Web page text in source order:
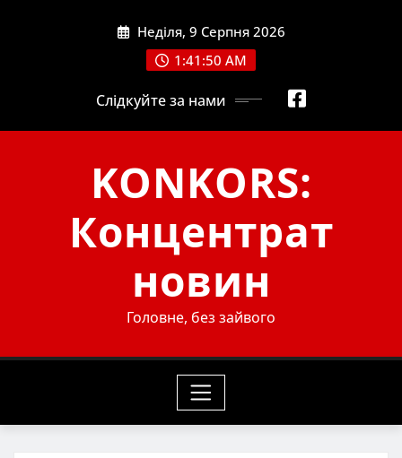
Неділя, 9 Серпня 2026
1:41:51 AM
Слідкуйте за нами
KONKORS:
Концентрат
новин
Головне, без зайвого